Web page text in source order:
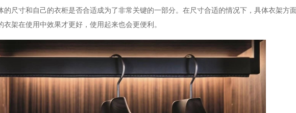
的尺寸和自己的衣柜是否合适成为了非常关键的一部分。在尺寸合适的情况下，具体衣架方
架在使用中效果才更好，使用起来也会更便利。